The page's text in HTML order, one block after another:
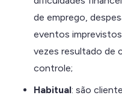
de emprego,
eventos
vezes resultado de
controle;
Habitual: são